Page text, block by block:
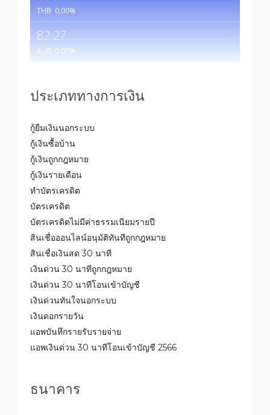
THB 0.00%
82.27
RUB 0.00%
ประเภททางการเงิน
กู้ยืมเงินนอกระบบ
กู้เงินซื้อบ้าน
กู้เงินถูกกฎหมาย
กู้เงินรายเดือน
ทำบัตรเครดิต
บัตรเครดิต
บัตรเครดิตไม่มีค่าธรรมเนียมรายปี
สินเชื่อออนไลน์อนุมัติทันทีถูกกฎหมาย
สินเชื่อเงินสด 30 นาที
เงินด่วน 30 นาทีถูกกฎหมาย
เงินด่วน 30 นาทีโอนเข้าบัญชี
เงินด่วนทันใจนอกระบบ
เงินดอกรายวัน
แอพบันทึกรายรับรายจ่าย
แอพเงินด่วน 30 นาทีโอนเข้าบัญชี 2566
ธนาคาร